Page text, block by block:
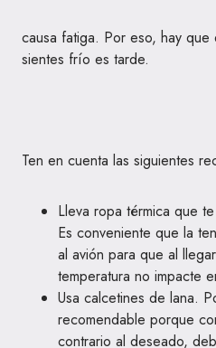
causa fatiga. Por eso, hay
sientes frío es tarde.
Ten en cuenta las siguientes
Lleva ropa térmica que
Es conveniente que la
al avión para que al
temperatura no impacte
Usa calcetines de lana.
recomendable porque
contrario al deseado,